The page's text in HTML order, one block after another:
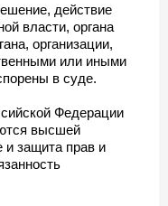
действие
власти, органа
организации,
или иными
в суде.
Федерации
высшей
и защита прав и